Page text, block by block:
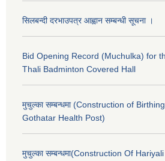
सिलबन्दी दरभाउपत्र आह्वान सम्बन्धी सूचना ।
Bid Opening Record (Muchulka) for
Thali Badminton Covered Hall
मुचुल्का सम्बन्धमा (Construction of
Gothatar Health Post)
मुचुल्का सम्बन्धमा(Construction Of